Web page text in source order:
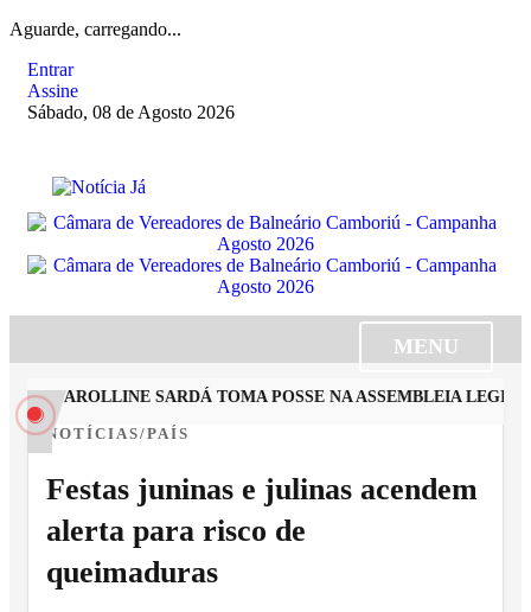
Aguarde, carregando...
Entrar
Assine
Sábado, 08 de Agosto 2026
MENU
CAROLLINE SARDÁ TOMA POSSE NA ASSEMBLEIA
NOTÍCIAS/PAÍS
Festas juninas e julinas acendem
alerta para risco de
queimaduras